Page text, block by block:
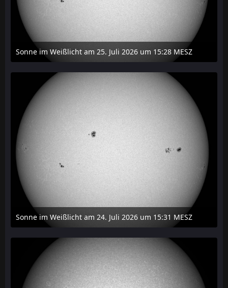
Sonne im Weißlicht am 25. Juli 2026 um 15:28 MESZ
27. Juli 2026 um 20:29
Sonne im Weißlicht am 24. Juli 2026 um 15:31 MESZ
24. Juli 2026 um 21:45